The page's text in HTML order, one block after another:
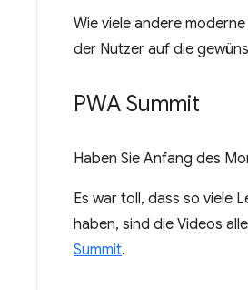
Wie viele andere
der Nutzer auf die
PWA Summit
Haben Sie Anfang des
Es war toll, dass so viele
haben, sind die Videos
Summit.